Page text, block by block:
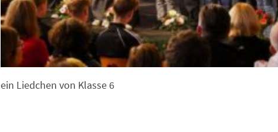
ein Liedchen von Klasse 6